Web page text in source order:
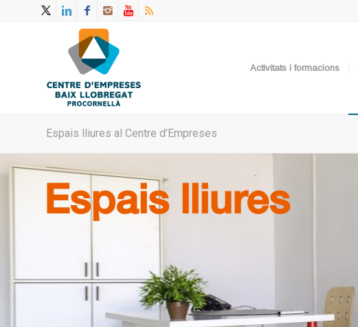
Activitats i formacions
Espais lliures al Centre d’Empreses
Espais lliures